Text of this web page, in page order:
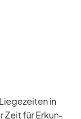
in
Zeit für Er­kun­